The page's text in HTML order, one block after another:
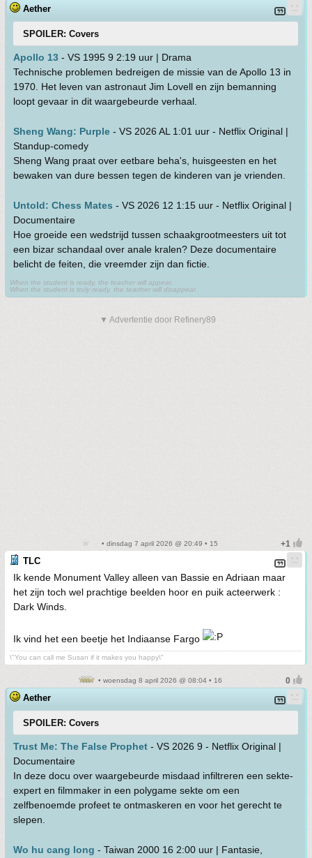
Aether
SPOILER: Covers
Apollo 13 - VS 1995 9 2:19 uur | Drama
Technische problemen bedreigen de missie van de Apollo 13 in
1970. Het leven van astronaut Jim Lovell en zijn bemanning
loopt gevaar in dit waargebeurde verhaal.
Sheng Wang: Purple - VS 2026 AL 1:01 uur - Netflix Original |
Standup-comedy
Sheng Wang praat over eetbare beha's, huisgeesten en het
bewaken van dure bessen tegen de kinderen van je vrienden.
Untold: Chess Mates - VS 2026 12 1:15 uur - Netflix Original |
Documentaire
Hoe groeide een wedstrijd tussen schaakgrootmeesters uit tot
een bizar schandaal over anale kralen? Deze documentaire
belicht de feiten, die vreemder zijn dan fictie.
When the student is ready, the teacher will appear.
When the student is truly ready, the teacher will disappear.
▼ Advertentie door Refinery89
• dinsdag 7 april 2026 @ 20:49 • 15
TLC
Ik kende Monument Valley alleen van Bassie en Adriaan maar
het zijn toch wel prachtige beelden hoor en puik acteerwerk :
Dark Winds.
Ik vind het een beetje het Indiaanse Fargo
\"You can call me Susan if it makes you happy\"
• woensdag 8 april 2026 @ 08:04 • 16
Aether
SPOILER: Covers
Trust Me: The False Prophet - VS 2026 9 - Netflix Original |
Documentaire
In deze docu over waargebeurde misdaad infiltreren een sekte-
expert en filmmaker in een polygame sekte om een
zelfbenoemde profeet te ontmaskeren en voor het gerecht te
slepen.
Wo hu cang long - Taiwan 2000 16 2:00 uur | Fantasie,